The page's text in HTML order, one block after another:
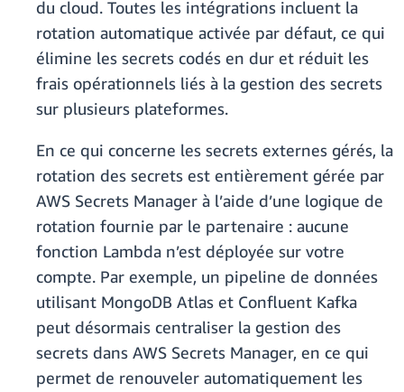
du cloud. Toutes les intégrations incluent la
rotation automatique activée par défaut, ce qui
élimine les secrets codés en dur et réduit les
frais opérationnels liés à la gestion des secrets
sur plusieurs plateformes.
En ce qui concerne les secrets externes gérés, la
rotation des secrets est entièrement gérée par
AWS Secrets Manager à l’aide d’une logique de
rotation fournie par le partenaire : aucune
fonction Lambda n’est déployée sur votre
compte. Par exemple, un pipeline de données
utilisant MongoDB Atlas et Confluent Kafka
peut désormais centraliser la gestion des
secrets dans AWS Secrets Manager, en ce qui
permet de renouveler automatiquement les